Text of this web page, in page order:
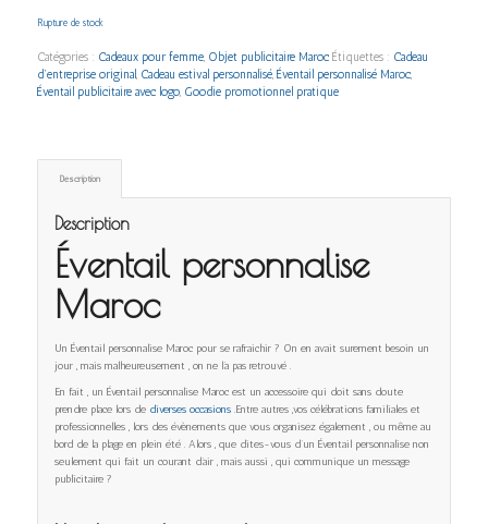
Rupture de stock
Catégories : Cadeaux pour femme, Objet publicitaire Maroc Étiquettes : Cadeau
d’entreprise original, Cadeau estival personnalisé, Éventail personnalisé Maroc,
Éventail publicitaire avec logo, Goodie promotionnel pratique
Description
Description
Éventail personnalise
Maroc
Un Éventail personnalise Maroc pour se rafraichir ? On en avait surement besoin un
jour , mais malheureusement , on ne l’a pas retrouvé .
En fait , un Éventail personnalise Maroc est un accessoire qui doit sans doute
prendre place lors de diverses occasions.Entre autres ,vos célébrations familiales et
professionnelles , lors des évènements que vous organisez également , ou même au
bord de la plage en plein été . Alors , que dites-vous d’un Éventail personnalise non
seulement qui fait un courant d’air , mais aussi , qui communique un message
publicitaire ?